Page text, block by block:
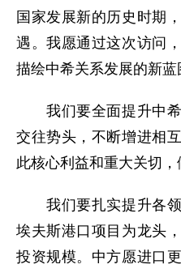
国家发展新的历史时期
遇。我愿通过这次访问
描绘中希关系发展的新蓝
我们要全面提升中希
交往势头，不断增进相
此核心利益和重大关切，
我们要扎实提升各领
埃夫斯港口项目为龙头
投资规模。中方愿进口